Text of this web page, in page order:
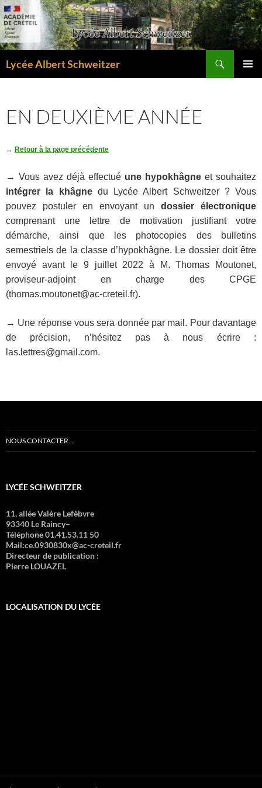
Aller
au
contenu
Lycée Albert Schweitzer
EN DEUXIÈME ANNÉE
↔ Retour à la page précédente
→ Vous avez déjà effectué une hypokhâgne et souhaitez
intégrer la khâgnedu Lycée Albert Schweitzer ? Vous
pouvez postuler en envoyant un dossier électronique
comprenant une lettre de motivation justifiant votre
démarche, ainsi que les photocopies des bulletins
semestriels de la classe d’hypokhâgne. Le dossier doit être
envoyé avant le 9 juillet 2022 à M. Thomas Moutonet,
proviseur-adjoint en charge des CPGE
(thomas.moutonet@ac-creteil.fr).
→ Une réponse vous sera donnée par mail. Pour davantage
de précision, n’hésitez pas à nous écrire :
las.lettres@gmail.com.
NOUS CONTACTER…
LYCÉE SCHWEITZER
11, allée Valère Lefèbvre
93340 Le Raincy–
Téléphone 01.41.53.11 50
Mail:ce.0930830x@ac-creteil.fr
Directeur de publication :
Pierre LOUAZEL
LOCALISATION DU LYCÉE